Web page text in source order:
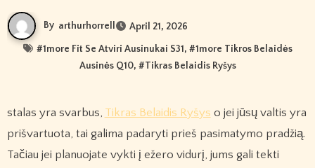
By arthurhorrell April 21, 2026
#1more Fit Se Atviri Ausinukai S31, #1more Tikros Belaidės
Ausinės Q10, #Tikras Belaidis Ryšys
stalas yra svarbus, Tikras Belaidis Ryšys o jei jūsų valtis yra
prišvartuota, tai galima padaryti prieš pasimatymo pradžią.
Tačiau jei planuojate vykti į ežero vidurį, jums gali tekti